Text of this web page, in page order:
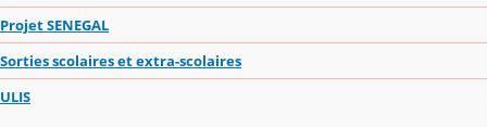
Projet SENEGAL
Sorties scolaires et extra-scolaires
ULIS